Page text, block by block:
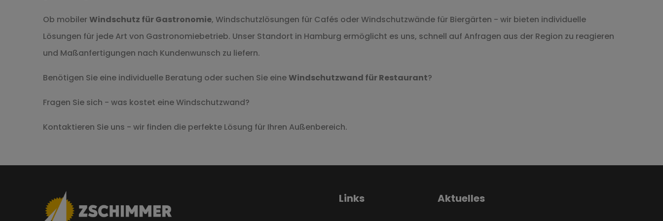
Ob mobilerWindschutz für Gastronomie, Windschutzlösungen für Cafés oder Windschutzwände für Biergärten - wir bieten individuelle
Lösungen für jede Art von Gastronomiebetrieb. Unser Standort in Hamburg ermöglicht es uns, schnell auf Anfragen aus der Region zu reagieren
und Maßanfertigungen nach Kundenwunsch zu liefern.
Benötigen Sie eine individuelle Beratung oder suchen Sie eineWindschutzwand für Restaurant?
Fragen Sie sich - was kostet eine Windschutzwand?
Kontaktieren Sie uns - wir finden die perfekte Lösung für Ihren Außenbereich.
Links Aktuelles